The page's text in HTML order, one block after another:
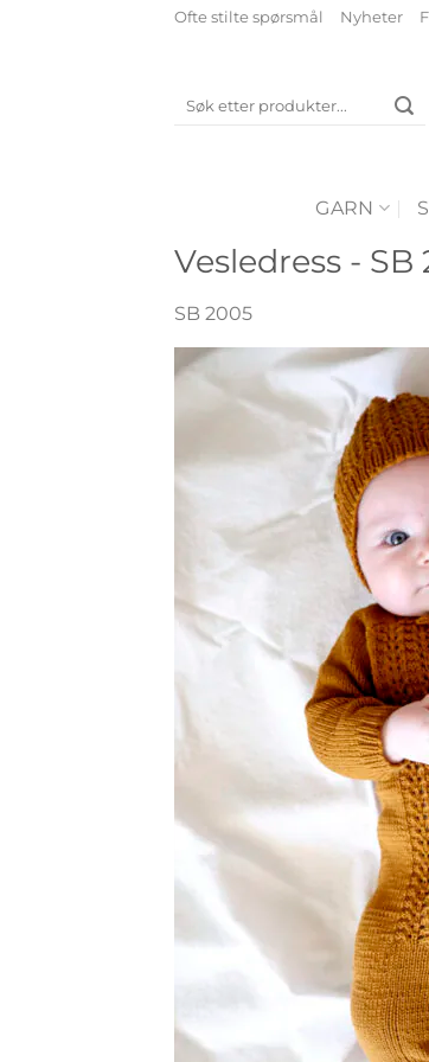
Ofte stilte spørsmål Nyheter
etter:
GARN
Vesledress - SB
SB 2005